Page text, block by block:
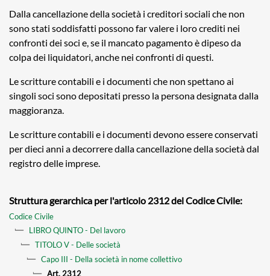
Dalla cancellazione della società i creditori sociali che non
sono stati soddisfatti possono far valere i loro crediti nei
confronti dei soci e, se il mancato pagamento è dipeso da
colpa dei liquidatori, anche nei confronti di questi.
Le scritture contabili e i documenti che non spettano ai
singoli soci sono depositati presso la persona designata dalla
maggioranza.
Le scritture contabili e i documenti devono essere conservati
per dieci anni a decorrere dalla cancellazione della società dal
registro delle imprese.
Struttura gerarchica per l'articolo 2312 del Codice Civile:
Codice Civile
LIBRO QUINTO - Del lavoro
TITOLO V - Delle società
Capo III - Della società in nome collettivo
Art. 2312